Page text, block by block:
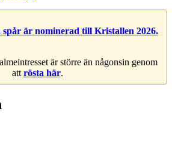
spår är nominerad till Kristallen 2026.
är större än någonsin genom
att rösta här.